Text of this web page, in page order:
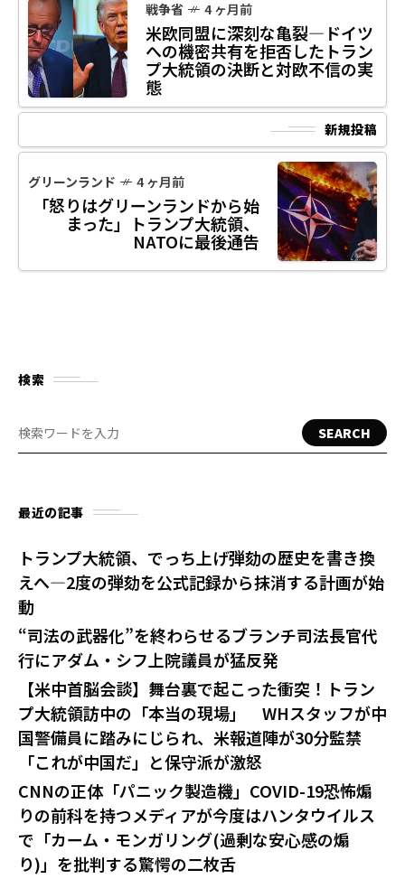
戦争省 4 ヶ月前
米欧同盟に深刻な亀裂―ドイツ
への機密共有を拒否したトラン
プ大統領の決断と対欧不信の実
態
新規投稿
グリーンランド 4 ヶ月前
「怒りはグリーンランドから始
まった」トランプ大統領、
NATOに最後通告
検索
SEARCH
最近の記事
トランプ大統領、でっち上げ弾劾の歴史を書き換
えへ—2度の弾劾を公式記録から抹消する計画が始
動
“司法の武器化”を終わらせるブランチ司法長官代
行にアダム・シフ上院議員が猛反発
【米中首脳会談】舞台裏で起こった衝突！トラン
プ大統領訪中の「本当の現場」 WHスタッフが中
国警備員に踏みにじられ、米報道陣が30分監禁
「これが中国だ」と保守派が激怒
CNNの正体「パニック製造機」COVID-19恐怖煽
りの前科を持つメディアが今度はハンタウイルス
で「カーム・モンガリング(過剰な安心感の煽
り)」を批判する驚愕の二枚舌